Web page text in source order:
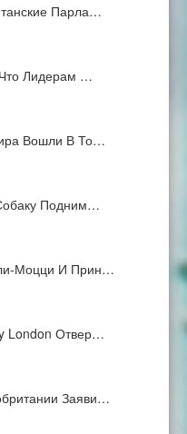
Парла…
Лидерам …
Вошли В То…
Подним…
Моцци И Прин…
London Отвер…
Заяви…